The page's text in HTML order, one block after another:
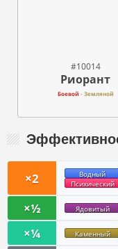
#10014
Риорант
Боевой- Земляной
×2 Водный
Психический
×½ Ядовитый
×¼ Каменный